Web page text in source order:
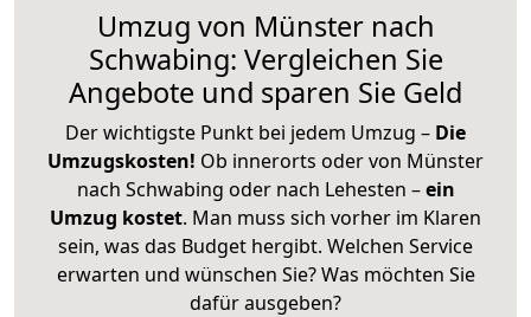
Umzug von Münster nach
Schwabing: Vergleichen Sie
Angebote und sparen Sie Geld
Der wichtigste Punkt bei jedem Umzug – Die
Umzugskosten! Ob innerorts oder von Münster
nach Schwabing oder nach Lehesten –ein
Umzug kostet. Man muss sich vorher im Klaren
sein, was das Budget hergibt. Welchen Service
erwarten und wünschen Sie? Was möchten Sie
dafür ausgeben?